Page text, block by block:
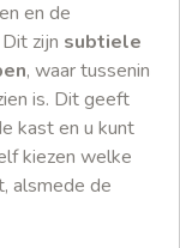
en de
zijn subtiele
, waar tussenin
is. Dit geeft
kast en u kunt
kiezen welke
alsmede de